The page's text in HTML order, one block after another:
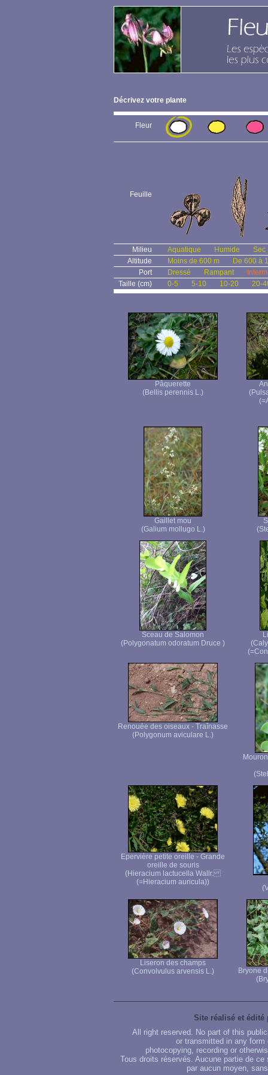
Décrivez votre plante
Fleur
Feuille
Milieu Aquatique Humide
Sec
Altitude
Moins de 600 m
De 600 à
Port
Dressé Rampant
Taille (cm)
0-5 5-10 10-20 20-
Pâquerette
(Bellis perennis L.)
Gaillet mou
(Galium mollugo L.)
Sceau de Salomon
(Polygonatum odoratum Druce )
Renouée des oiseaux - Traînasse
(Polygonum aviculare L.)
Epervière petite oreille - Grande
oreille de souris
(Hieracium lactucella Wallr.
(=Hieracium auricula))
Liseron des champs
(Convolvulus arvensis L.)
Bryone
Site réalisé et édité
All right reserved. No part of this
or transmitted in any
photocopying, recording or
Tous droits réservés. Aucune partie de
par aucun moyen,